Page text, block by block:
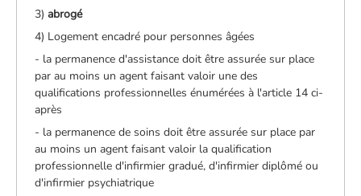
3)abrogé
4) Logement encadré pour personnes âgées
- la permanence d'assistance doit être assurée sur place
par au moins un agent faisant valoir une des
qualifications professionnelles énumérées à l'article 14 ci-
après
- la permanence de soins doit être assurée sur place par
au moins un agent faisant valoir la qualification
professionnelle d'infirmier gradué, d'infirmier diplômé ou
d'infirmier psychiatrique